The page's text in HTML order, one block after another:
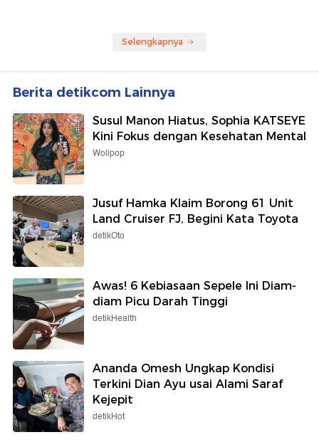
Selengkapnya
Berita detikcom Lainnya
Susul Manon Hiatus, Sophia KATSEYE
Kini Fokus dengan Kesehatan Mental
Wolipop
Jusuf Hamka Klaim Borong 61 Unit
Land Cruiser FJ, Begini Kata Toyota
detikOto
Awas! 6 Kebiasaan Sepele Ini Diam-
diam Picu Darah Tinggi
detikHealth
Ananda Omesh Ungkap Kondisi
Terkini Dian Ayu usai Alami Saraf
Kejepit
detikHot